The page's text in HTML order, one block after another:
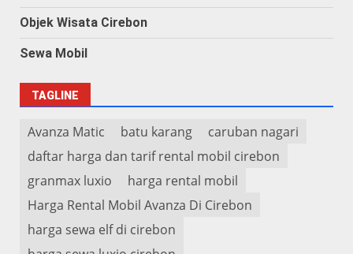
Objek Wisata Cirebon
Sewa Mobil
TAGLINE
Avanza Matic batu karang
caruban nagari
daftar harga dan tarif rental mobil cirebon
granmax luxio
harga rental mobil
Harga Rental Mobil Avanza Di Cirebon
harga sewa elf di cirebon